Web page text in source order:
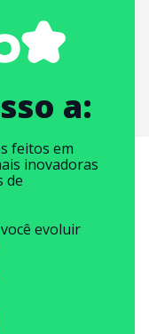
a:
feitos em
inovadoras
de
evoluir